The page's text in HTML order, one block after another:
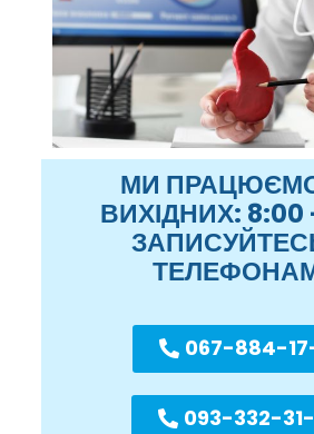
МИ
ВИХІДНИХ: 8:00
067-884-
093-332-